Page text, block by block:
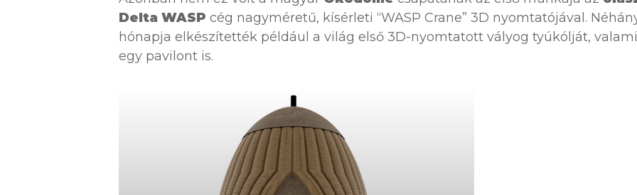
Delta WASP cég nagyméretű, kísérleti “WASP Crane” 3D nyomtatójával.
hónapja elkészítették például a világ első 3D-nyomtatott vályog tyúkólját,
egy pavilont is.